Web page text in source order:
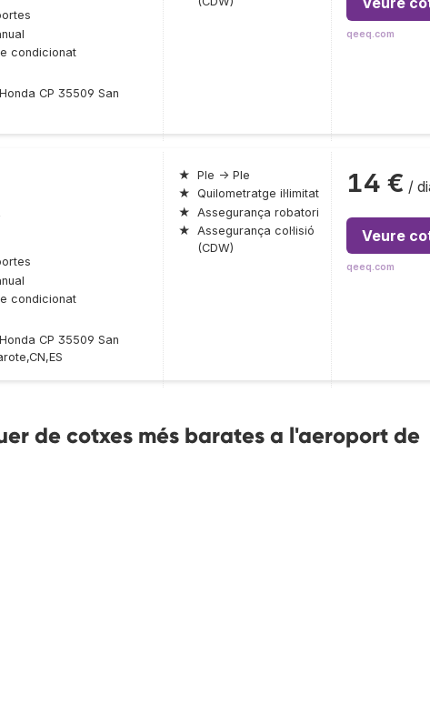
condicionat
CP 35509 San
qeeq.com
condicionat
CP 35509 San
★ Ple → Ple
★ Quilometratge il·limitat
★ Assegurança robatori
★ Assegurança col·lisió
(CDW)
14 € /
Veure
qeeq.com
de cotxes més barates a l'aeroport de